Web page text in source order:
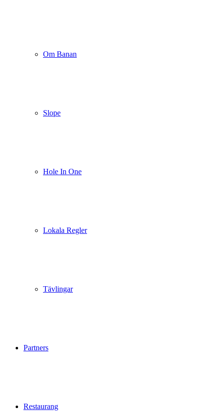
Om Banan
Slope
Hole In One
Lokala Regler
Tävlingar
Partners
Restaurang